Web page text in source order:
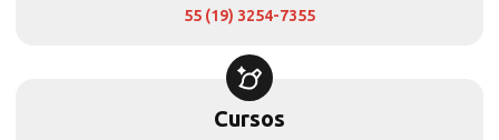
55 (19) 3254-7355
Cursos